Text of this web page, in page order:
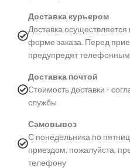
Доставка курьером
Доставка
форме заказа. Перед
предупредят телефонным
Доставка почтой
Стоимость доставки -
службы
Самовывоз
С понедельника по
приездом, пожалуйста,
телефону